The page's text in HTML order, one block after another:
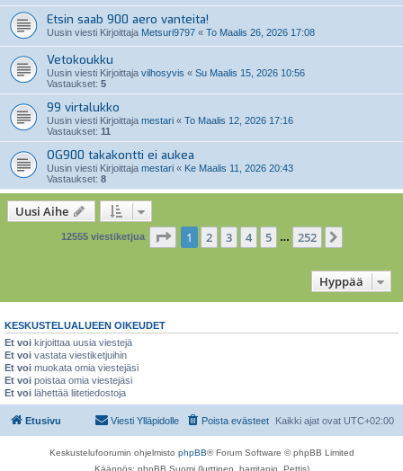
Etsin saab 900 aero vanteita!
Uusin viesti Kirjoittaja Metsuri9797 « To Maalis 26, 2026 17:08
Vetokoukku
Uusin viesti Kirjoittaja vilhosyvis « Su Maalis 15, 2026 10:56
Vastaukset: 5
99 virtalukko
Uusin viesti Kirjoittaja mestari « To Maalis 12, 2026 17:16
Vastaukset: 11
OG900 takakontti ei aukea
Uusin viesti Kirjoittaja mestari « Ke Maalis 11, 2026 20:43
Vastaukset: 8
Uusi Aihe
12555 viestiketjua Sivu /252
1 2 3 4 5 … 252
Hyppää
KESKUSTELUALUEEN OIKEUDET
Et voi kirjoittaa uusia viestejä
Et voi vastata viestiketjuihin
Et voi muokata omia viestejäsi
Et voi poistaa omia viestejäsi
Et voi lähettää liitetiedostoja
Etusivu Kaikki ajat ovat UTC+02:00
Poista evästeet
Viesti Ylläpidolle
Keskustelufoorumin ohjelmisto phpBB® Forum Software © phpBB Limited
Käännös: phpBB Suomi (lurttinen, harritapio, Pettis)